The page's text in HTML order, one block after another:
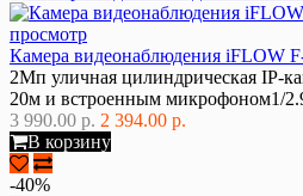
просмотр
Камера видеонаблюдения iFLOW
2Мп уличная цилиндрическая IP-
20м и встроенным микрофоном1/
3 990.00 р. 2 394.00 р.
В корзину
-40%